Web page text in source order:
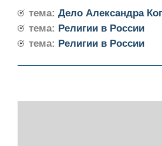
тема: Дело Александра
тема: Религии в России
тема: Религии в России